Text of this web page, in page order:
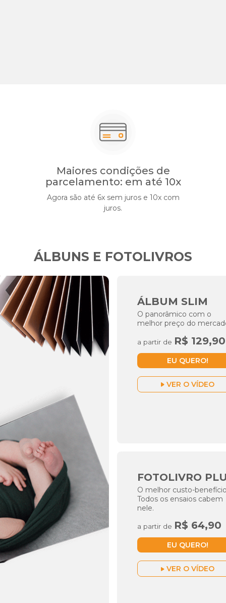
Maiores condições de
parcelamento: em até 10x
Agora são até 6x sem juros e 10x com
juros.
ÁLBUNS E FOTOLIVROS
ÁLBUM SLIM
O panorâmico com o
melhor preço do
a partir de R$ 129,90
EU QUERO!
VER O VÍDEO
FOTOLIVRO
O melhor custo-
Todos os ensaios cabem
nele.
a partir de R$ 64,90
EU QUERO!
VER O VÍDEO